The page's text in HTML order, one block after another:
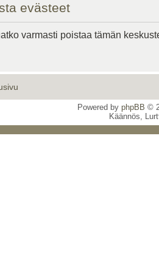
evästeet
varmasti poistaa tämän
Powered by phpBB ©
Käännös,